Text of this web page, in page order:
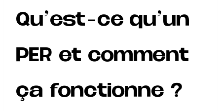
Qu’est-ce qu’un
PER et comment
ça fonctionne ?